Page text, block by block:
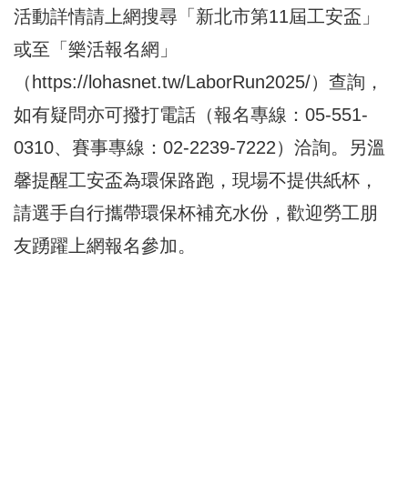
活動詳情請上網搜尋「新北市第11屆工安盃」
或至「樂活報名網」
（ https://lohasnet.tw/LaborRun2025/）查詢，
如有疑問亦可撥打電話（報名專線：05-551-
0310、賽事專線：02-2239-7222）洽詢。另溫
馨提醒工安盃為環保路跑，現場不提供紙杯，
請選手自行攜帶環保杯補充水份，歡迎勞工朋
友踴躍上網報名參加。